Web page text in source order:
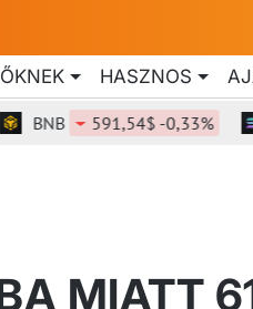
HASZNOS
BNB 591,54$ -0,33%
MIATT